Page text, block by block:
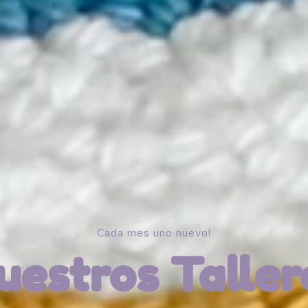
Cada mes uno nuevo!